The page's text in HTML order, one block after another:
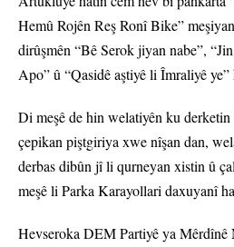
Hemû Rojên Reş Ronî Bike”
dirûşmên “Bê Serok jiyan nabe”,
Apo” û “Qasidê aştiyê li Îmraliyê
Di meşê de hin welatiyên ku
çepikan piştgiriya xwe nîşan dan,
derbas dibûn jî li qurneyan xistin û
meşê li Parka Karayollari daxuyanî
Hevseroka DEM Partiyê ya